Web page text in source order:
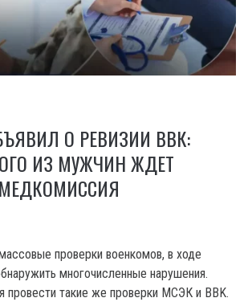
О РЕВИЗИИ ВВК:
ИЗ МУЖЧИН ЖДЕТ
проверки военкомов, в ходе
многочисленные нарушения.
провести такие же проверки МСЭК и BBK.